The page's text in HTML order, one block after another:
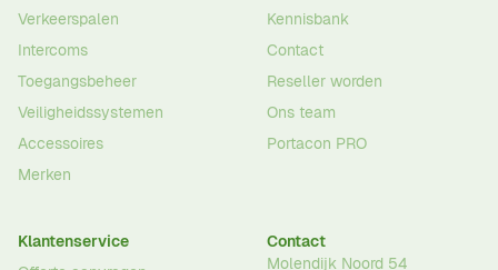
Verkeerspalen
Intercoms
Toegangsbeheer
Veiligheidssystemen
Accessoires
Merken
Kennisbank
Contact
Reseller worden
Ons team
Portacon PRO
Klantenservice
Contact
Molendijk Noord 54